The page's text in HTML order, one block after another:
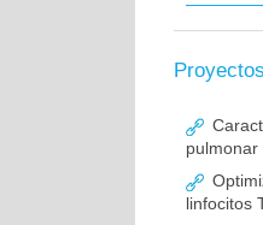
Proyectos
linfocitos